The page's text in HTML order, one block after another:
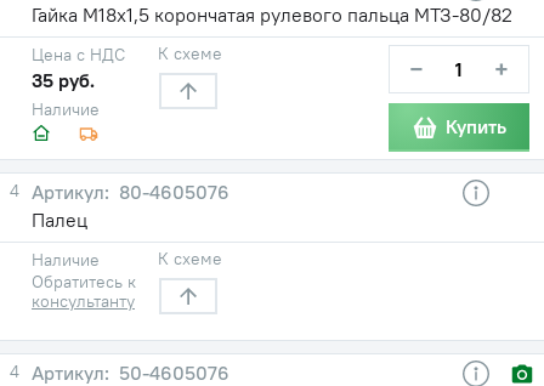
Гайка М18х1,5 корончатая рулевого пальца МТЗ-80/82
Наличие
Цена с НДС
35 руб.
К схеме − +
Купить
4
80-4605076
Палец
Наличие
Обратитесь к
консультанту
К схеме
4
50-4605076